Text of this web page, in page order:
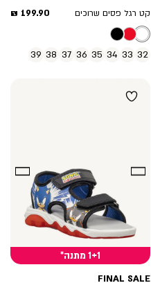
קט רגל פסים שרוכים
מחיר
199.90 ₪
32
33
34
35
36
37
38
39
1+1 מתנה*
FINAL SALE